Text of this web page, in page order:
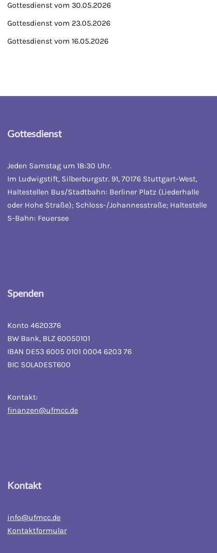
Gottesdienst vom 30.05.2026
Gottesdienst vom 23.05.2026
Gottesdienst vom 16.05.2026
Gottesdienst
Jeden Samstag um 18:30 Uhr.
Im Ludwigstift, Silberburgstr. 91, 70176 Stuttgart-West,
Haltestellen Bus/Stadtbahn: Berliner Platz (Liederhalle
oder Hohe Straße); Schloss-/Johannesstraße; Haltestelle
S-Bahn: Feuersee
Spenden
Konto 4620376
BW Bank, BLZ 60050101
IBAN DE53 6005 0101 0004 6203 76
BIC SOLADEST600
Kontakt:
finanzen@ufmcc.de
Kontakt
info@ufmcc.de
Kontaktformular